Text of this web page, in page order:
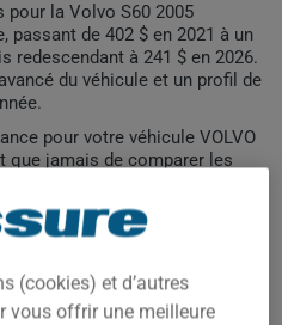
pour la Volvo S60 2005
de 402 $ en 2021 à un
redescendant à 241 $ en 2026.
du véhicule et un profil de
pour votre véhicule VOLVO
que jamais de comparer les
(cookies) et d’autres
vous offrir une meilleure